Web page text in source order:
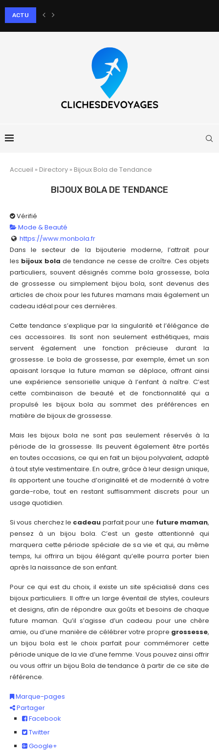
ACTU
Comment le massage aux pierres chaudes apaise-t-il les douleurs
Accueil » Directory » Bijoux Bola de Tendance
BIJOUX BOLA DE TENDANCE
Vérifié
Mode & Beauté
https://www.monbola.fr
Dans le secteur de la bijouterie moderne, l’attrait pour
les bijoux bola de tendance ne cesse de croître. Ces objets
particuliers, souvent désignés comme bola grossesse, bola
de grossesse ou simplement bijou bola, sont devenus des
articles de choix pour les futures mamans mais également un
cadeau idéal pour ces dernières.
Cette tendance s’explique par la singularité et l’élégance de
ces accessoires. Ils sont non seulement esthétiques, mais
servent également une fonction précieuse durant la
grossesse. Le bola de grossesse, par exemple, émet un son
apaisant lorsque la future maman se déplace, offrant ainsi
une expérience sensorielle unique à l’enfant à naître. C’est
cette combinaison de beauté et de fonctionnalité qui a
propulsé les bijoux bola au sommet des préférences en
matière de bijoux de grossesse.
Mais les bijoux bola ne sont pas seulement réservés à la
période de la grossesse. Ils peuvent également être portés
en toutes occasions, ce qui en fait un bijou polyvalent, adapté
à tout style vestimentaire. En outre, grâce à leur design unique,
ils apportent une touche d’originalité et de modernité à votre
garde-robe, tout en restant suffisamment discrets pour un
usage quotidien.
Si vous cherchez le cadeau parfait pour une future maman,
pensez à un bijou bola. C’est un geste attentionné qui
marquera cette période spéciale de sa vie et qui, au même
temps, lui offrira un bijou élégant qu’elle pourra porter bien
après la naissance de son enfant.
Pour ce qui est du choix, il existe un site spécialisé dans ces
bijoux particuliers. Il offre un large éventail de styles, couleurs
et designs, afin de répondre aux goûts et besoins de chaque
future maman. Qu’il s’agisse d’un cadeau pour une chère
amie, ou d’une manière de célébrer votre propre grossesse,
un bijou bola est le choix parfait pour commémorer cette
période unique de la vie d’une femme. Vous pouvez ainsi offrir
ou vous offrir un bijou Bola de tendance à partir de ce site de
référence.
Marque-pages
Partager
Facebook
Twitter
Google+